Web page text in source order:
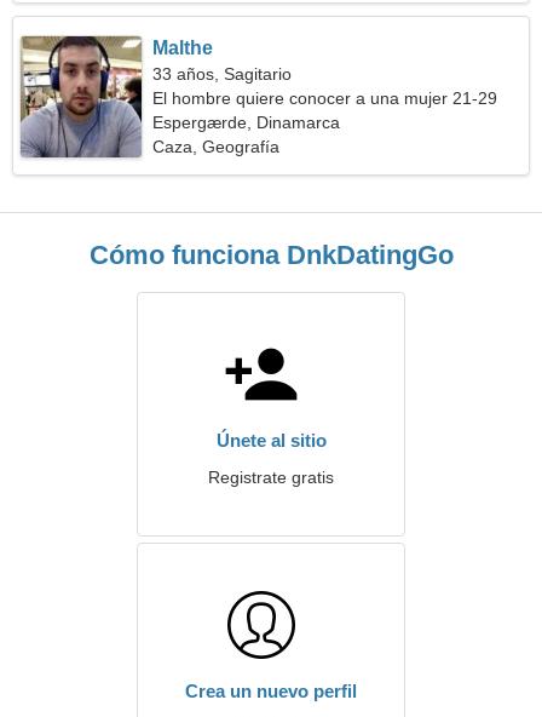
Malthe
33 años, Sagitario
El hombre quiere conocer a una mujer 21-29
Espergærde, Dinamarca
Caza, Geografía
Cómo funciona DnkDatingGo
Únete al sitio
Registrate gratis
Crea un nuevo perfil